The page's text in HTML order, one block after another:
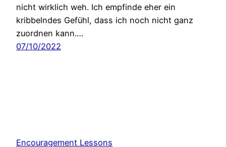
nicht wirklich weh. Ich empfinde eher ein
kribbelndes Gefühl, dass ich noch nicht ganz
zuordnen kann.…
07/10/2022
Encouragement Lessons